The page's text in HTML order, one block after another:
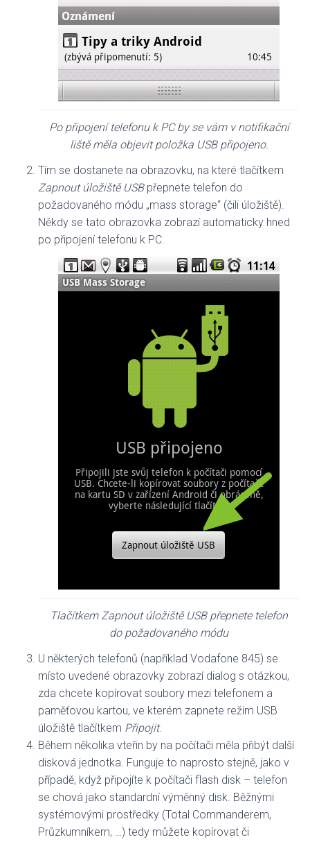
Po připojení telefonu k PC by se vám v notifikační
liště měla objevit položka USB připojeno.
Tím se dostanete na obrazovku, na které tlačítkem
Zapnout úložiště USBpřepnete telefon do
požadovaného módu „mass storage“ (čili úložiště).
Někdy se tato obrazovka zobrazí automaticky hned
po připojení telefonu k PC.
Tlačítkem Zapnout úložiště USB přepnete telefon
do požadovaného módu
U některých telefonů (například Vodafone 845) se
místo uvedené obrazovky zobrazí dialog s otázkou,
zda chcete kopírovat soubory mezi telefonem a
paměťovou kartou, ve kterém zapnete režim USB
úložiště tlačítkem Připojit.
Během několika vteřin by na počítači měla přibýt další
disková jednotka. Funguje to naprosto stejně, jako v
případě, když připojíte k počítači flash disk – telefon
se chová jako standardní výměnný disk. Běžnými
systémovými prostředky (Total Commanderem,
Průzkumníkem, …) tedy můžete kopírovat či